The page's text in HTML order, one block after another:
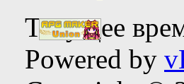
Текущее
Powered by